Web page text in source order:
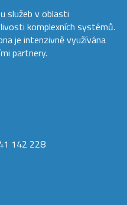
služeb v oblasti
komplexních systémů.
je intenzivně využívána
partnery.
142 228